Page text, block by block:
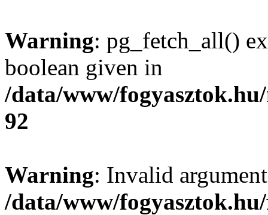
Warning: pg_fetch_all()
boolean given in
/data/www/
92
Warning: Invalid
/data/www/